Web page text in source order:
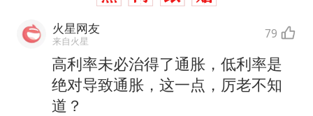
火星网友
来自火星 79
高利率未必治得了通胀，低利率是
绝对导致通胀，这一点，厉老不知
道？